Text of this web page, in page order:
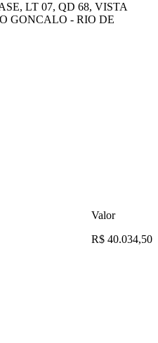
LT 07, QD 68, VISTA
GONCALO - RIO DE
Valor
R$ 40.034,50